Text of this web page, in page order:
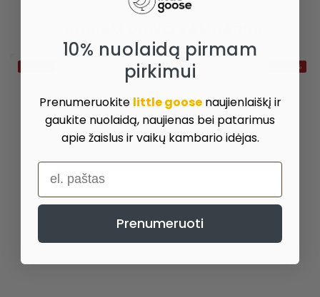
–20% IKI -20%
10% nuolaidą pirmam
pirkimui
Prenumeruokite little goosenaujienlaiškį ir
gaukite nuolaidą, naujienas bei patarimus
apie žaislus ir vaikų kambario idėjas.
el. paštas
Prenumeruoti